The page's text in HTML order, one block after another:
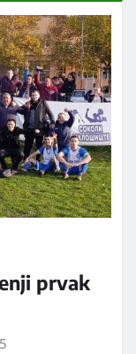
prvak